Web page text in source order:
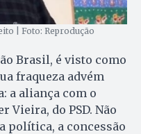
| Foto: Reprodução
Brasil, é visto como
fraqueza advém
a aliança com o
Vieira, do PSD. Não
política, a concessão